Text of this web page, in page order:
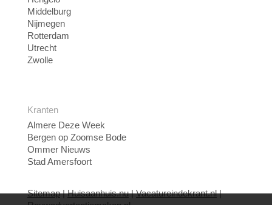
Middelburg
Nijmegen
Rotterdam
Utrecht
Zwolle
Kranten
Almere Deze Week
Bergen op Zoomse Bode
Ommer Nieuws
Stad Amersfoort
Sitemap|Huisaanhuis.nu|Vacatureindekrant.nl|